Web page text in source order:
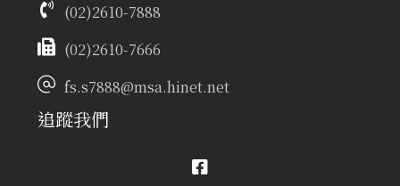
(02)2610-7888
(02)2610-7666
fs.s7888@msa.hinet.net
追蹤我們